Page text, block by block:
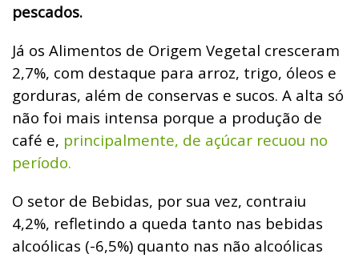
pescados.
Já os Alimentos de Origem Vegetal cresceram
2,7%, com destaque para arroz, trigo, óleos e
gorduras, além de conservas e sucos. A alta só
não foi mais intensa porque a produção de
café e, principalmente, de açúcar recuou no
período.
O setor de Bebidas, por sua vez, contraiu
4,2%, refletindo a queda tanto nas bebidas
alcoólicas (-6,5%) quanto nas não alcoólicas